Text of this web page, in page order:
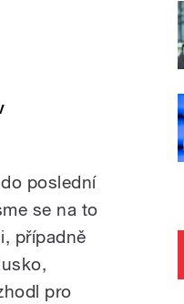
poslední
se na to
případně
pro